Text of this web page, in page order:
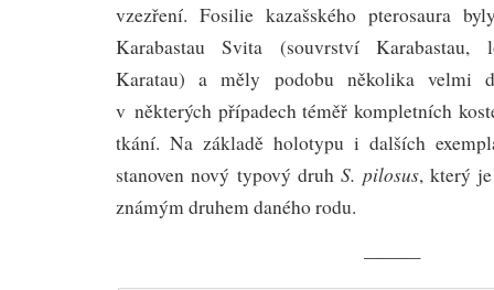
vzezření. Fosilie kazašského pterosaura
Karabastau Svita (souvrství Karabastau,
Karatau) a měly podobu několika velmi
v některých případech téměř kompletních
tkání. Na základě holotypu i dalších
stanoven nový typový druhS. pilosus, který
známým druhem daného rodu.
———